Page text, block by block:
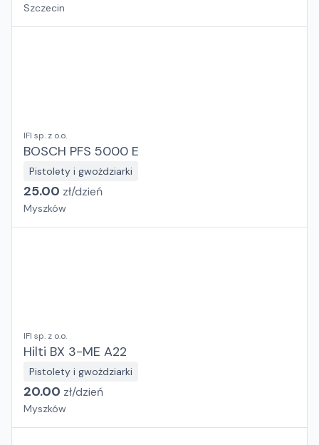
Szczecin
IFI sp. z o.o.
BOSCH PFS 5000 E
Pistolety i gwożdziarki
25.00 zł/dzień
Myszków
IFI sp. z o.o.
Hilti BX 3-ME A22
Pistolety i gwożdziarki
20.00 zł/dzień
Myszków